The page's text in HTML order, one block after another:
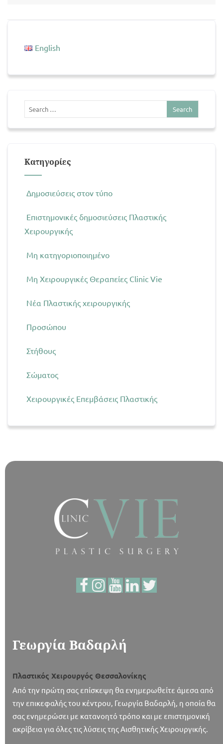
English
Kατηγορίες
Δημοσιεύσεις στον τύπο
Επιστημονικές δημοσιεύσεις Πλαστικής
Χειρουργικής
Μη κατηγοριοποιημένο
Μη Χειρουργικές Θεραπείες Clinic Vie
Νέα Πλαστικής χειρουργικής
Προσώπου
Στήθους
Σώματος
Χειρουργικές Επεμβάσεις Πλαστικής
Γεωργία Βαδαρλή
Πλαστικός Χειρουργός Θεσσαλονίκης
Από την πρώτη σας επίσκεψη θα ενημερωθείτε άμεσα από
την επικεφαλής του κέντρου, Γεωργία Βαδαρλή, η οποία θα
σας ενημερώσει με κατανοητό τρόπο και με επιστημονική
ακρίβεια για όλες τις λύσεις της Αισθητικής Χειρουργικής.